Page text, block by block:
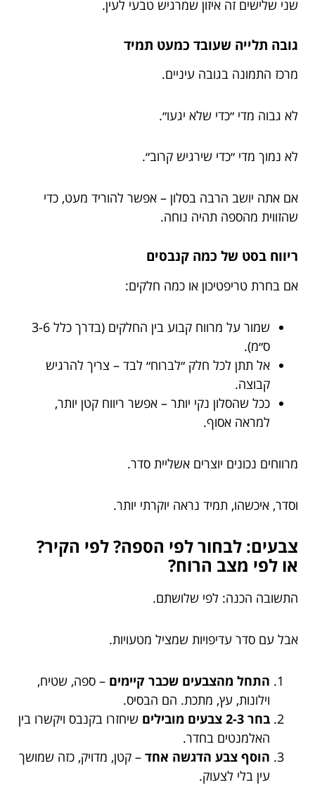
שני שלישים זה איזון שמרגיש טבעי לעין.
גובה תלייה שעובד כמעט תמיד
מרכז התמונה בגובה עיניים.
לא גבוה מדי ״כדי שלא יגעו״.
לא נמוך מדי ״כדי שירגיש קרוב״.
אם אתה יושב הרבה בסלון – אפשר להוריד מעט, כדי
שהזווית מהספה תהיה נוחה.
ריווח בסט של כמה קנבסים
אם בחרת טריפטיכון או כמה חלקים:
שמור על מרווח קבוע בין החלקים (בדרך כלל 3-6
ס״מ).
אל תתן לכל חלק ״לברוח״ לבד – צריך להרגיש
קבוצה.
ככל שהסלון נקי יותר – אפשר ריווח קטן יותר,
למראה אסוף.
מרווחים נכונים יוצרים אשליית סדר.
וסדר, איכשהו, תמיד נראה יוקרתי יותר.
צבעים: לבחור לפי הספה? לפי הקיר?
או לפי מצב הרוח?
התשובה הכנה: לפי שלושתם.
אבל עם סדר עדיפויות שמציל מטעויות.
התחל מהצבעים שכבר קיימים – ספה, שטיח,
וילונות, עץ, מתכת. הם הבסיס.
בחר 2-3 צבעים מובילים
שיחזרו בקנבס ויקשרו בין
האלמנטים בחדר.
הוסף צבע הדגשה אחד – קטן, מדויק, כזה שמושך
עין בלי לצעוק.